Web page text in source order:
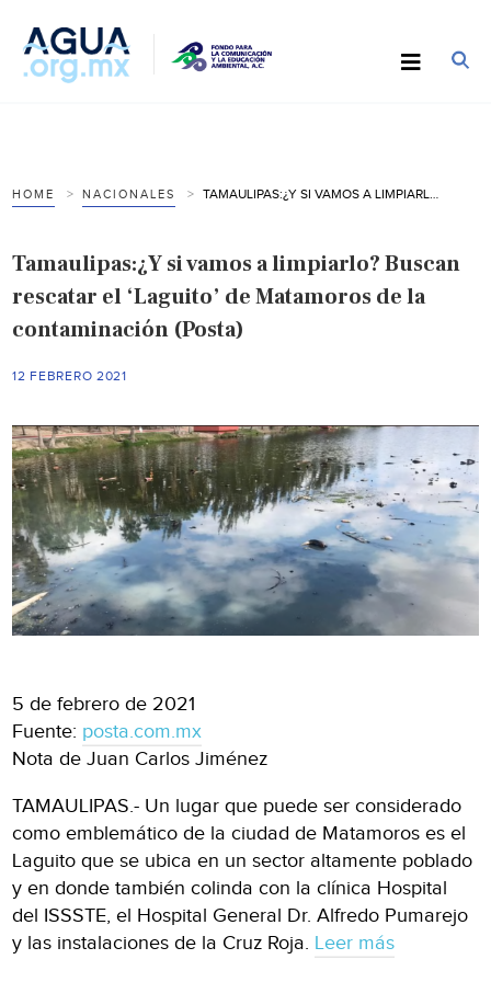
HOME NACIONALES
Tamaulipas:¿Y si vamos a limpiarlo? Buscan
rescatar el ‘Laguito’ de Matamoros de la
contaminación (Posta)
12 FEBRERO 2021
5 de febrero de 2021
Fuente: posta.com.mx
Nota de Juan Carlos Jiménez
TAMAULIPAS.- Un lugar que puede ser considerado
como emblemático de la ciudad de Matamoros es el
Laguito que se ubica en un sector altamente poblado
y en donde también colinda con la clínica Hospital
del ISSSTE, el Hospital General Dr. Alfredo Pumarejo
y las instalaciones de la Cruz Roja. Leer más